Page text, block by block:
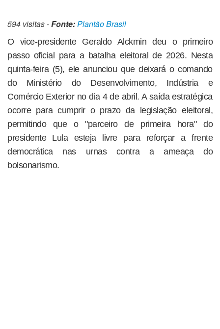
594 visitas -Fonte:Plantão Brasil
O vice-presidente Geraldo Alckmin deu o primeiro
passo oficial para a batalha eleitoral de 2026. Nesta
quinta-feira (5), ele anunciou que deixará o comando
do Ministério do Desenvolvimento, Indústria e
Comércio Exterior no dia 4 de abril. A saída estratégica
ocorre para cumprir o prazo da legislação eleitoral,
permitindo que o "parceiro de primeira hora" do
presidente Lula esteja livre para reforçar a frente
democrática nas urnas contra a ameaça do
bolsonarismo.